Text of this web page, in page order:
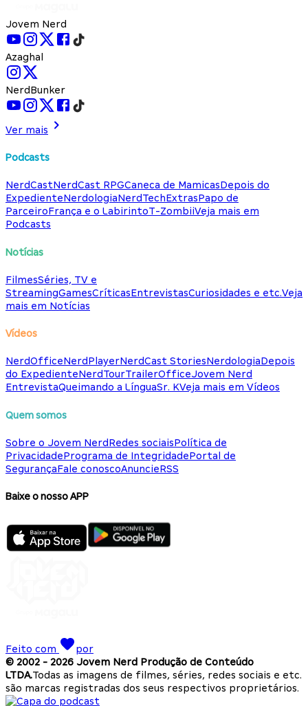
Jovem Nerd
Azaghal
NerdBunker
Ver mais
Podcasts
NerdCastNerdCast RPGCaneca de MamicasDepois do
ExpedienteNerdologiaNerdTechExtrasPapo de
ParceiroFrança e o LabirintoT-ZombiiVeja mais em
Podcasts
Notícias
FilmesSéries, TV e
StreamingGamesCríticasEntrevistasCuriosidades e etc.Veja
mais em Notícias
Vídeos
NerdOfficeNerdPlayerNerdCast StoriesNerdologiaDepois
do ExpedienteNerdTourTrailerOfficeJovem Nerd
EntrevistaQueimando a LínguaSr. KVeja mais em Vídeos
Quem somos
Sobre o Jovem NerdRedes sociaisPolítica de
PrivacidadePrograma de IntegridadePortal de
SegurançaFale conoscoAnuncieRSS
Baixe o nosso APP
Feito com
por
© 2002 - 2026 Jovem Nerd Produção de Conteúdo
LTDA.Todas as imagens de filmes, séries, redes sociais e etc.
são marcas registradas dos seus respectivos proprietários.